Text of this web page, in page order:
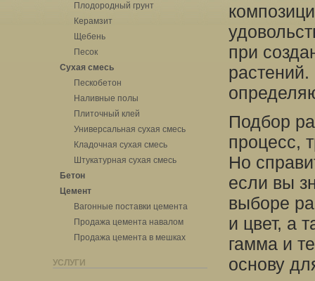
Плодородный грунт
Керамзит
Щебень
Песок
Сухая смесь
Пескобетон
Наливные полы
Плиточный клей
Универсальная сухая смесь
Кладочная сухая смесь
Штукатурная сухая смесь
Бетон
Цемент
Вагонные поставки цемента
Продажа цемента навалом
Продажа цемента в мешках
УСЛУГИ
при
Подбор
процесс,
Но
если вы
выборе
и цвет, а
гамма и
основу